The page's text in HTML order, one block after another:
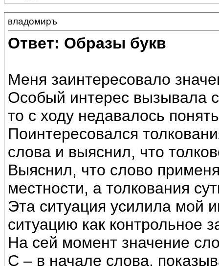
владомиръ
Ответ: Образы букв
Меня заинтересовало
Особый интерес вызывала
то с ходу недавалось
Поинтересовался
слова и выяснил, что
Выяснил, что слово
местности, а толкования
Эта ситуация усилила мой
ситуацию как контрольное
На сей момент значение
С – в начале слова,